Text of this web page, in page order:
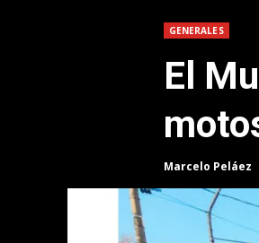
GENERALES
El
Marcelo Peláez